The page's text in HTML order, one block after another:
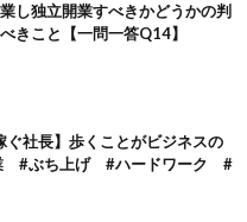
し独立開業すべきかどうかの判
きこと【一問一答Q14】
ぐ社長】歩くことがビジネスの
#ぶち上げ #ハードワーク #